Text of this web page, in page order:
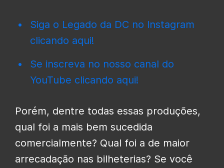
Siga o Legado da DC no Instagram
clicando aqui!
Se inscreva no nosso canal do
YouTube clicando aqui!
Porém, dentre todas essas produções,
qual foi a mais bem sucedida
comercialmente? Qual foi a de maior
arrecadação nas bilheterias? Se você